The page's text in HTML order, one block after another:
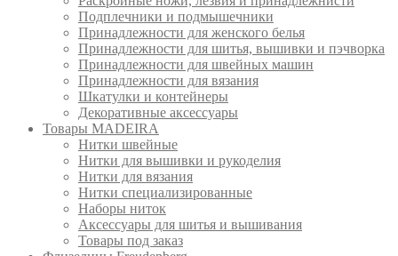
Подплечники и подмышечники
Принадлежности для женского белья
Принадлежности для шитья, вышивки и пэчворка
Принадлежности для швейных машин
Принадлежности для вязания
Шкатулки и контейнеры
Декоративные аксессуары
Товары MADEIRA
Нитки швейные
Нитки для вышивки и рукоделия
Нитки для вязания
Нитки специализированные
Наборы ниток
Аксессуары для шитья и вышивания
Товары под заказ